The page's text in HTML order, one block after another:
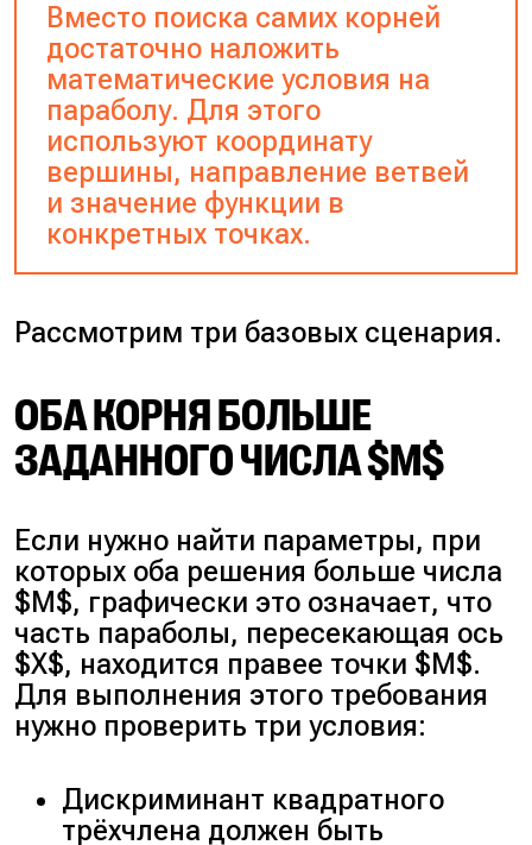
Вместо поиска самих корней
достаточно наложить
математические условия на
параболу. Для этого
используют координату
вершины, направление ветвей
и значение функции в
конкретных точках.
Рассмотрим три базовых сценария.
ОБА КОРНЯ БОЛЬШЕ
ЗАДАННОГО ЧИСЛА $M$
Если нужно найти параметры, при
которых оба решения больше числа
$M$, графически это означает, что
часть параболы, пересекающая ось
$X$, находится правее точки $M$.
Для выполнения этого требования
нужно проверить три условия:
Дискриминант квадратного
трёхчлена должен быть